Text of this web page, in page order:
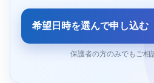
希望日時を選んで申し込む
保護者の方のみでもご相